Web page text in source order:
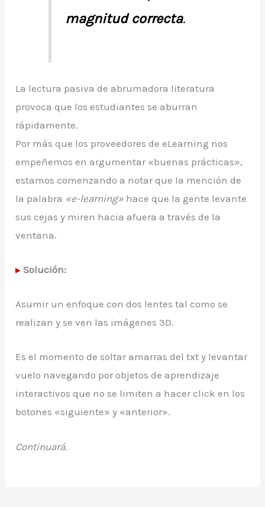
magnitud correcta.
La lectura pasiva de abrumadora literatura
provoca que los estudiantes se aburran
rápidamente.
Por más que los proveedores de eLearning nos
empeñemos en argumentar «buenas prácticas»,
estamos comenzando a notar que la mención de
la palabra «e-learning» hace que la gente levante
sus cejas y miren hacia afuera a través de la
ventana.
Solución:
Asumir un enfoque con dos lentes tal como se
realizan y se ven las imágenes 3D.
Es el momento de soltar amarras del txt y levantar
vuelo navegando por objetos de aprendizaje
interactivos que no se limiten a hacer click en los
botones «siguiente» y «anterior».
Continuará.